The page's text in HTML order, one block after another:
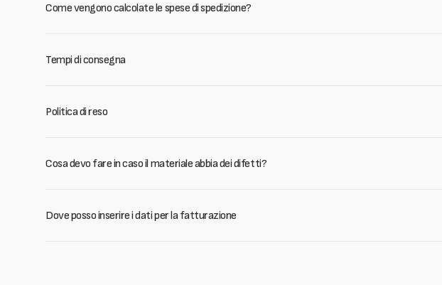
Come vengono calcolate le spese di spedizione?
Tempi di consegna
Politica di reso
Cosa devo fare in caso il materiale abbia dei difetti?
Dove posso inserire i dati per la fatturazione